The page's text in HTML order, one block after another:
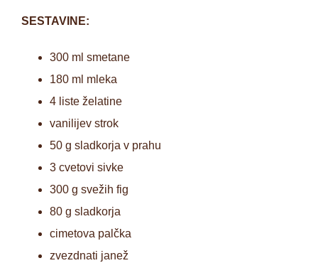
SESTAVINE:
300 ml smetane
180 ml mleka
4 liste želatine
vanilijev strok
50 g sladkorja v prahu
3 cvetovi sivke
300 g svežih fig
80 g sladkorja
cimetova palčka
zvezdnati janež